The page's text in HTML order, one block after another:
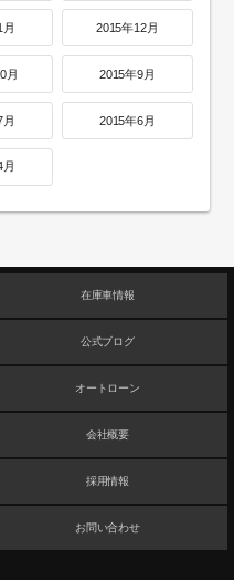
2015年12月
月 2015年9月
2015年6月
在庫車情報
公式ブログ
オートローン
会社概要
採用情報
お問い合わせ